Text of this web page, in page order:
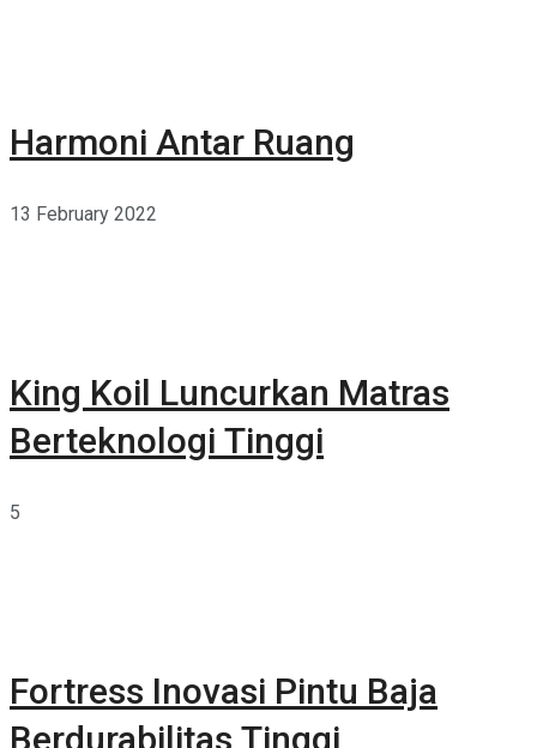
Harmoni Antar Ruang
13 February 2022
King Koil Luncurkan Matras
Berteknologi Tinggi
5
Fortress Inovasi Pintu Baja
Berdurabilitas Tinggi